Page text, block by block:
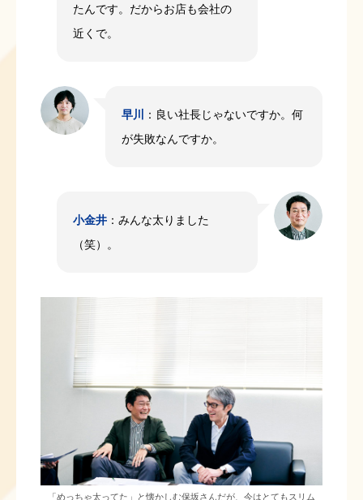
たんです。だからお店も会社の
近くで。
早川
：良い社長じゃないですか。何
が失敗なんですか。
小金井 ：みんな太りました
（笑）。
「めっちゃ太ってた」と懐かしむ保坂さんだが、今はとてもスリム